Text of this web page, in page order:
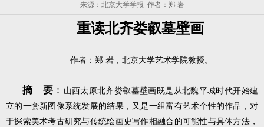
来源：北京大学学报 作者：郑 岩
重读北齐娄叡墓壁画
作者： 郑 岩，北京大学艺术学院教授。
摘 要 ： 山西太原北齐娄叡墓壁画既是从北魏平城时代开始建
立的一套新图像系统发展的结果，又是一组富有艺术个性的作品，对
于探索美术考古研究与传统绘画史写作相融合的可能性与具体方法，